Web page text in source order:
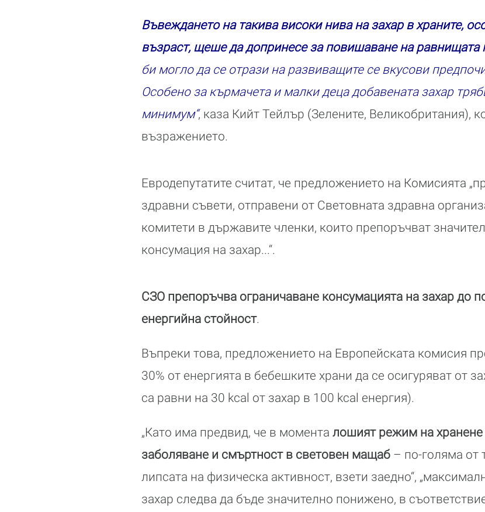
Въвеждането на такива високи нива на захар в храните,
възраст, щеше да допринесе за повишаване на равнищата
би могло да се отрази на развиващите се вкусови
Особено за кърмачета и малки деца добавената захар
минимум“, каза Кийт Тейлър (Зелените, Великобритания),
възражението.
Евродепутатите считат, че предложението на Комисията
здравни съвети, отправени от Световната здравна
комитети в държавите членки, които препоръчват
консумация на захар...“.
СЗО препоръчва ограничаване консумацията на захар до
енергийна стойност.
Въпреки това, предложението на Европейската комисия
30% от енергията в бебешките храни да се осигуряват от
са равни на 30 kcal от захар в 100 kcal енергия).
„Като има предвид, че в момента лошият режим на хранене
заболяване и смъртност в световен мащаб – по-голяма от
липсата на физическа активност, взети заедно“,
захар следва да бъде значително понижено, в